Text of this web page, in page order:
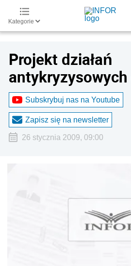
Kategorie
Projekt działań
Subskrybuj nas na Youtube
Zapisz się na newsletter
26 stycznia 2009, 09:00